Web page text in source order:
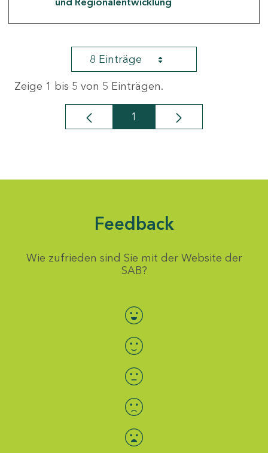
8 Einträge
Zeige 1 bis 5 von 5 Einträgen.
Seite
1
Feedback
Wie zufrieden sind Sie mit der Website der
SAB?
Bewertung auswählen